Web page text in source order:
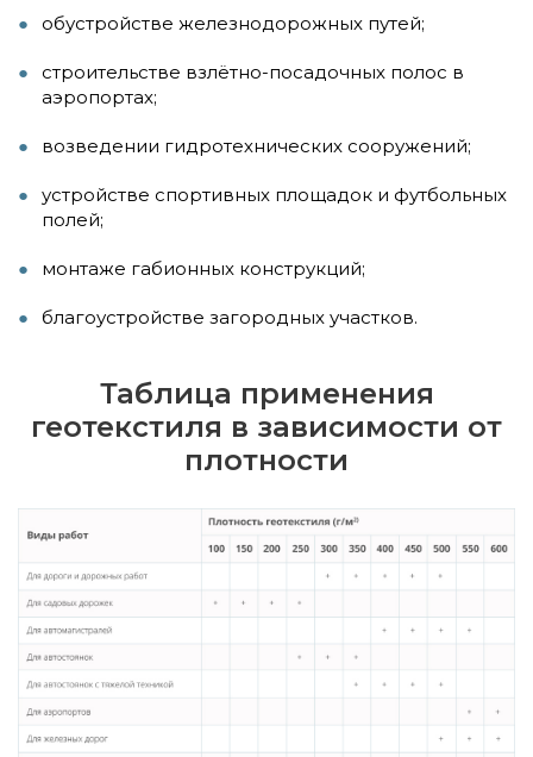
обустройстве железнодорожных путей;
строительстве взлётно-посадочных полос в
аэропортах;
возведении гидротехнических сооружений;
устройстве спортивных площадок и футбольных
полей;
монтаже габионных конструкций;
благоустройстве загородных участков.
Таблица применения
геотекстиля в зависимости от
плотности